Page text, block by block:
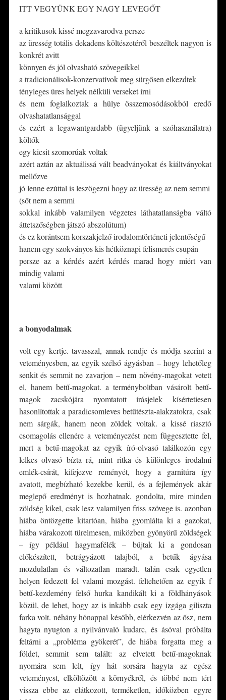
ITT VEGYÜNK EGY NAGY LEVEGŐT
a kritikusok kissé megzavarodva persze
az üresség totális dekadens költészetéről beszéltek nagyon is
konkrét avitt
könnyen és jól olvasható szövegeikkel
a tradicionálisok-konzervatívok meg sürgősen elkezdtek
tényleges üres helyek nélküli verseket írni
és nem foglalkoztak a hülye összemosódásokból eredő
olvashatatlansággal
és ezért a legawantgardabb (ügyeljünk a szóhasználatra)
költők
egy kicsit szomorúak voltak
azért aztán az aktuálissá vált beadványokat és kiáltványokat
mellőzve
jó lenne ezúttal is leszögezni hogy az üresség az nem semmi
(sőt nem a semmi
sokkal inkább valamilyen végzetes láthatatlanságba váltó
áttetszőségben játszó abszolútum)
és ez korántsem korszakjelző irodalomtörténeti jelentőségű
hanem egy szokványos kis hétköznapi felismerés csupán
persze az a kérdés azért kérdés marad hogy miért van
mindig valami
valami között
a bonyodalmak
volt egy kertje. tavasszal, annak rendje és módja szerint a
veteményesben, az egyik szélső ágyásban – hogy lehetőleg
senkit és semmit ne zavarjon – nem növény-magokat vetett
el, hanem betű-magokat. a terményboltban vásárolt betű-
magok zacskójára nyomtatott írásjelek kísértetiesen
hasonlítottak a paradicsomleves betűtészta-alakzatokra, csak
nem sárgák, hanem neon zöldek voltak. a kissé riasztó
csomagolás ellenére a veteményezést nem függesztette fel,
mert a betű-magokat az egyik író-olvasó találkozón egy
lelkes olvasó bízta rá, mint ritka és különleges irodalmi
emlék-csírát, kifejezve reményét, hogy a garnitúra így
avatott, megbízható kezekbe kerül, és a fejlemények akár
meglepő eredményt is hozhatnak. gondolta, mire minden
zöldség kikel, csak lesz valamilyen friss szövege is. azonban
hiába öntözgette kitartóan, hiába gyomlálta ki a gazokat,
hiába várakozott türelmesen, miközben gyönyörű zöldségek
– így például hagymafélék – bújtak ki a gondosan
előkészített, betrágyázott talajból, a betűk ágyása
mozdulatlan és változatlan maradt. talán csak egyetlen
helyen fedezett fel valami mozgást. feltehetően az egyik f
betű-kezdemény felső hurka kandikált ki a földhányások
közül, de lehet, hogy az is inkább csak egy izgága giliszta
farka volt. néhány hónappal később, elérkezvén az ősz, nem
hagyta nyugton a nyilvánvaló kudarc, és ásóval próbálta
feltárni a „probléma gyökerét”, de hiába forgatta meg a
földet, semmit sem talált: az elvetett betű-magoknak
nyomára sem lelt, így hát sorsára hagyta az egész
veteményest, elköltözött a környékről, és többé nem tért
vissza ebbe az elátkozott, terméketlen, időközben egyre